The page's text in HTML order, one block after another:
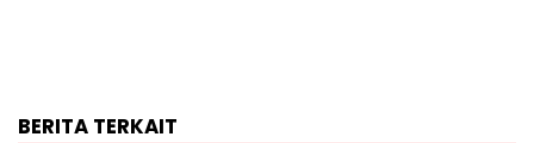
BERITA TERKAIT